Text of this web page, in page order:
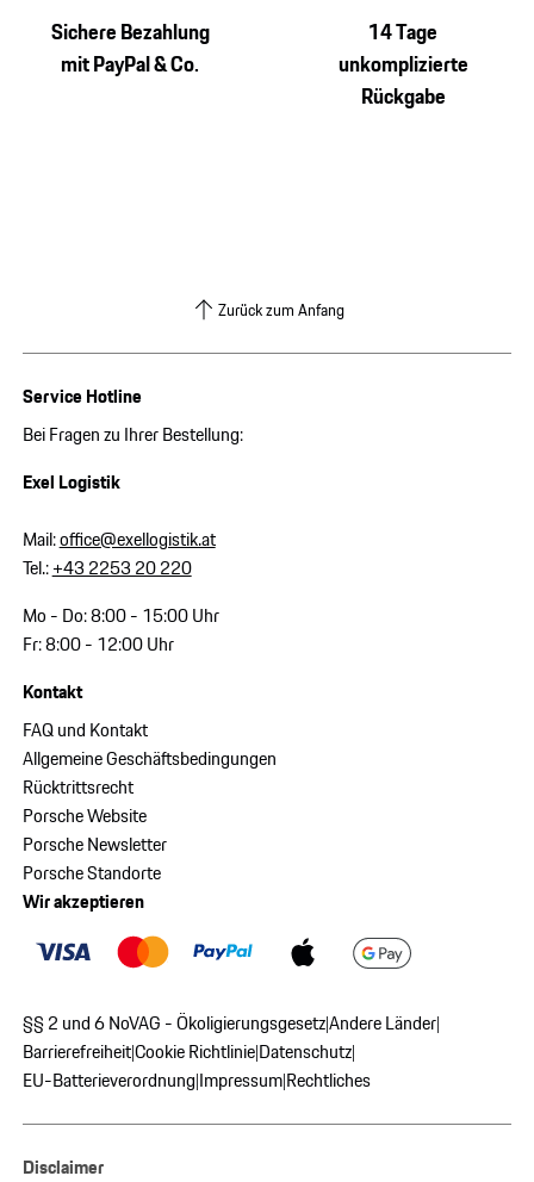
Sichere Bezahlung
mit PayPal & Co.
14 Tage
unkomplizierte
Rückgabe
Zurück zum Anfang
Service Hotline
Bei Fragen zu Ihrer Bestellung:
Exel Logistik
Mail:office@exellogistik.at
Tel.:+43 2253 20 220
Mo - Do: 8:00 - 15:00 Uhr
Fr: 8:00 - 12:00 Uhr
Kontakt
FAQ und Kontakt
Allgemeine Geschäftsbedingungen
Rücktrittsrecht
Porsche Website
Porsche Newsletter
Porsche Standorte
Wir akzeptieren
§§ 2 und 6 NoVAG - Ökoligierungsgesetz|Andere Länder|
Barrierefreiheit|Cookie Richtlinie|Datenschutz|
EU-Batterieverordnung|Impressum|Rechtliches
Disclaimer